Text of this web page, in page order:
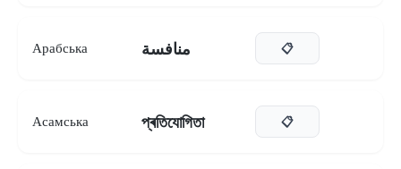
Арабська منافسة 📋
Асамська প্ৰতিযোগিতা 📋